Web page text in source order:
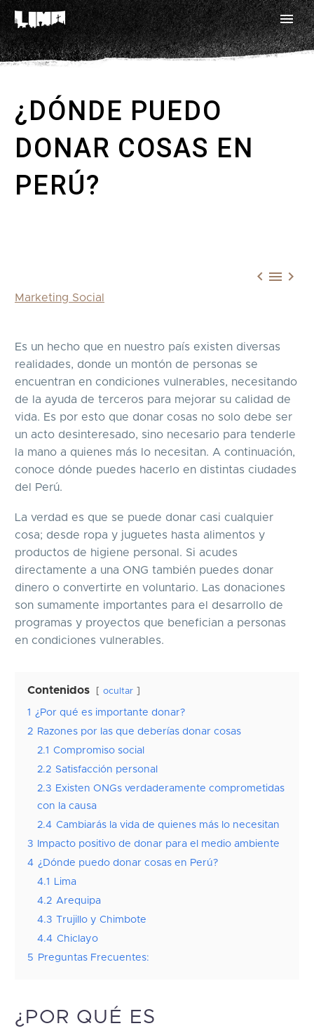
¿DÓNDE PUEDO
DONAR COSAS EN
PERÚ?
  
Marketing Social
Es un hecho que en nuestro país existen diversas
realidades, donde un montón de personas se
encuentran en condiciones vulnerables, necesitando
de la ayuda de terceros para mejorar su calidad de
vida. Es por esto que donar cosas no solo debe ser
un acto desinteresado, sino necesario para tenderle
la mano a quienes más lo necesitan. A continuación,
conoce dónde puedes hacerlo en distintas ciudades
del Perú.
La verdad es que se puede donar casi cualquier
cosa; desde ropa y juguetes hasta alimentos y
productos de higiene personal. Si acudes
directamente a una ONG también puedes donar
dinero o convertirte en voluntario. Las donaciones
son sumamente importantes para el desarrollo de
programas y proyectos que benefician a personas
en condiciones vulnerables.
Contenidos ocultar
1
¿Por qué es importante donar?
2 Razones por las que deberías donar cosas
2.1 Compromiso social
2.2 Satisfacción personal
2.3 Existen ONGs verdaderamente comprometidas
con la causa
2.4 Cambiarás la vida de quienes más lo necesitan
3
Impacto positivo de donar para el medio ambiente
4 ¿Dónde puedo donar cosas en Perú?
4.1
Lima
4.2 Arequipa
4.3 Trujillo y Chimbote
4.4 Chiclayo
5
Preguntas Frecuentes:
¿POR QUÉ ES